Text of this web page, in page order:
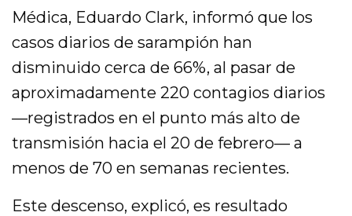
Médica, Eduardo Clark, informó que los
casos diarios de sarampión han
disminuido cerca de 66%, al pasar de
aproximadamente 220 contagios diarios
—registrados en el punto más alto de
transmisión hacia el 20 de febrero— a
menos de 70 en semanas recientes.
Este descenso, explicó, es resultado